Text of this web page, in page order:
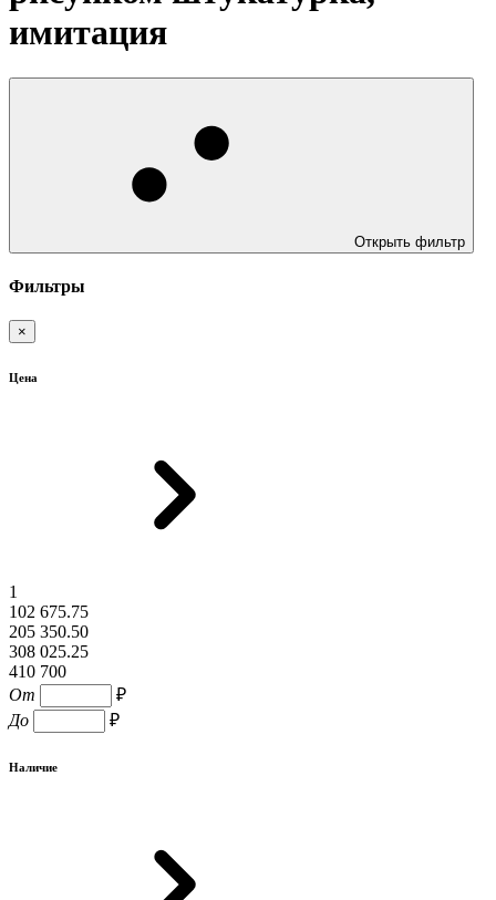
имитация
Открыть фильтр
Фильтры
×
Цена
1
102 675.75
205 350.50
308 025.25
410 700
От
₽
До
₽
Наличие